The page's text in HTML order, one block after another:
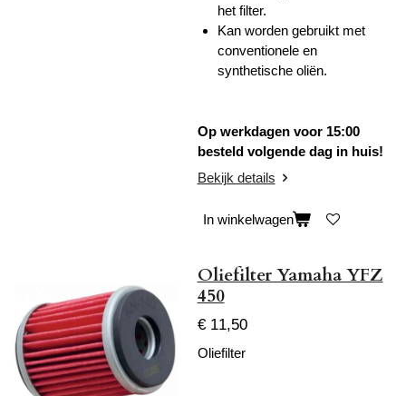
het filter.
Kan worden gebruikt met
conventionele en
synthetische oliën.
Op werkdagen voor 15:00
besteld volgende dag in huis!
Bekijk details
In winkelwagen
Oliefilter Yamaha YFZ
450
€ 11,50
Oliefilter